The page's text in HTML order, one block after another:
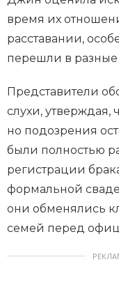
время их
расставании,
перешли в разные
Представители
слухи, утверждая,
но подозрения
были полностью
регистрации
формальной
они обменялись
семей перед